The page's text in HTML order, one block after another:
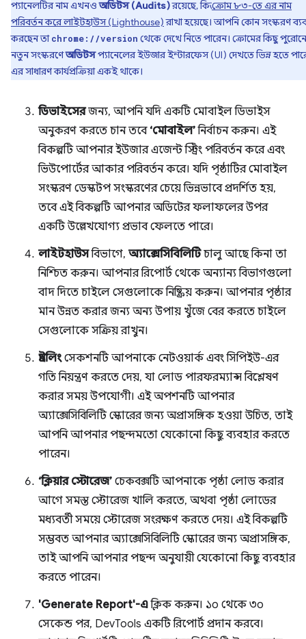
প্যানেলটির নাম এখনওঅডিটস (Audits)রয়েছে, কিন্তুক্রোম ৮৩-তে এর নাম
পরিবর্তন করে লাইটহাউস (Lighthouse)রাখা হয়েছে। আপনি কোন সংস্করণ
করছেন তাchrome://version থেকে দেখে নিতে পারেন। ক্রোমের কিছু
নতুন সংস্করণেঅডিটসপ্যানেলের ইউজার ইন্টারফেস (UI) দেখতে ভিন্ন হতে পারে,
এর সাধারণ কার্যপ্রক্রিয়া একই থাকে।
ডিভাইসেরজন্য, আপনি যদি একটি মোবাইল ডিভাইস
অনুকরণ করতে চান তবে ‘মোবাইল’নির্বাচন করুন। এই
বিকল্পটি আপনার ইউজার এজেন্ট স্ট্রিং পরিবর্তন করে এবং
ভিউপোর্টের আকার পরিবর্তন করে। যদি পৃষ্ঠাটির মোবাইল
সংস্করণ ডেস্কটপ সংস্করণের চেয়ে ভিন্নভাবে প্রদর্শিত হয়,
তবে এই বিকল্পটি আপনার অডিটের ফলাফলের উপর
একটি উল্লেখযোগ্য প্রভাব ফেলতে পারে।
লাইটহাউসবিভাগে, অ্যাক্সেসিবিলিটিচালু আছে কিনা তা
নিশ্চিত করুন। আপনার রিপোর্ট থেকে অন্যান্য বিভাগগুলো
বাদ দিতে চাইলে সেগুলোকে নিষ্ক্রিয় করুন। আপনার পৃষ্ঠার
মান উন্নত করার জন্য অন্য উপায় খুঁজে বের করতে চাইলে
সেগুলোকে সক্রিয় রাখুন।
থ্রটলিংসেকশনটি আপনাকে নেটওয়ার্ক এবং সিপিইউ-এর
গতি নিয়ন্ত্রণ করতে দেয়, যা লোড পারফরম্যান্স বিশ্লেষণ
করার সময় উপযোগী। এই অপশনটি আপনার
অ্যাক্সেসিবিলিটি স্কোরের জন্য অপ্রাসঙ্গিক হওয়া উচিত, তাই
আপনি আপনার পছন্দমতো যেকোনো কিছু ব্যবহার করতে
পারেন।
‘ক্লিয়ার স্টোরেজ’ চেকবক্সটি আপনাকে পৃষ্ঠা লোড করার
আগে সমস্ত স্টোরেজ খালি করতে, অথবা পৃষ্ঠা লোডের
মধ্যবর্তী সময়ে স্টোরেজ সংরক্ষণ করতে দেয়। এই বিকল্পটি
সম্ভবত আপনার অ্যাক্সেসিবিলিটি স্কোরের জন্য অপ্রাসঙ্গিক,
তাই আপনি আপনার পছন্দ অনুযায়ী যেকোনো কিছু ব্যবহার
করতে পারেন।
'Generate Report'-এক্লিক করুন। ১০ থেকে ৩০
সেকেন্ড পর, DevTools একটি রিপোর্ট প্রদান করবে।